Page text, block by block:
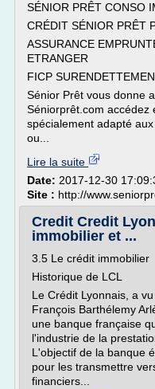
SÉNIOR PRÊT CONSO
CRÉDIT SÉNIOR PRÊT
ASSURANCE
ETRANGER
FICP
Sénior Prêt vous donne
Séniorprêt.com accédez
spécialement adapté
ou...
Lire la suite
Date: 2017-12-30
Site : http://
Credit Credit
immobilier et ...
3.5 Le crédit immobilier
Historique de LCL
Le Crédit Lyonnais, a
François Barthélemy
une banque française
l'industrie de la
L'objectif de la banque
pour les transmettre
financiers...